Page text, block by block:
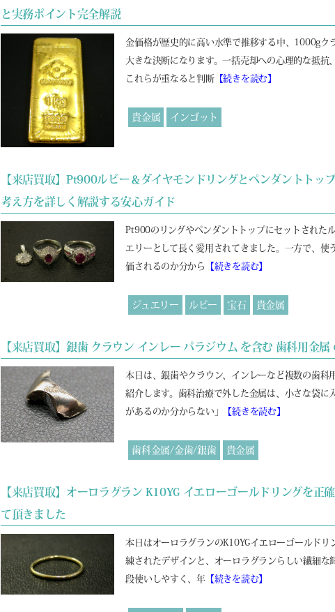
と実務ポイント完全解説
金価格が歴史的に高い水準で推移する中、1000gク
大きな決断になります。一括売却への心理的な抵抗
これらが重なると判断【続きを読む】
貴金属 インゴット
【来店買取】Pt900ルビー＆ダイヤモンドリングとペンダントトッ
考え方を詳しく解説する安心ガイド
Pt900のリングやペンダントトップにセットされた
エリーとして長く愛用されてきました。一方で、
価されるのか分から
【続きを読む】
ジュエリー ルビー 宝石 貴金属
【来店買取】銀歯 クラウン インレー パラジウム を含む 歯科用金
本日は、銀歯やクラウン、インレーなど複数の歯科
紹介します。歯科治療で外した金属は、小さな袋
があるのか分からない」
【続きを読む】
歯科金属/金歯/銀歯 貴金属
【来店買取】オーロラグラン K10YG イエローゴールドリングを正
て頂きました
本日はオーロラグランのK10YGイエローゴールド
練されたデザインと、オーロラグランらしい繊細
段使いしやすく、年【続きを読む】